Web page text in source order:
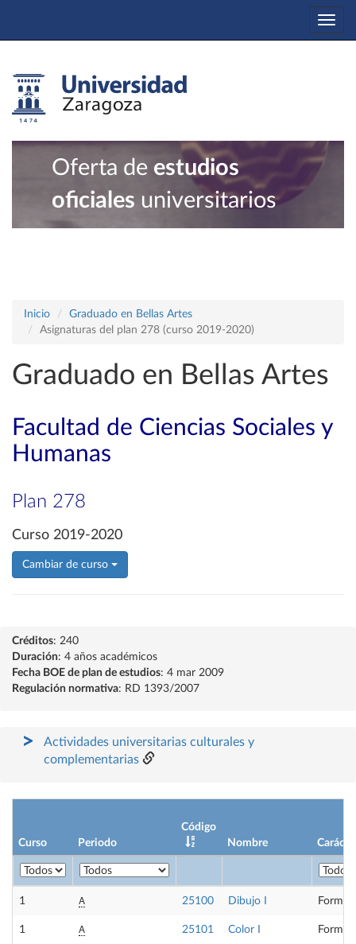
Oferta de estudios
oficiales universitarios
Inicio
Graduado en Bellas Artes
Asignaturas del plan 278 (curso 2019-2020)
Graduado en Bellas Artes
Facultad de Ciencias Sociales y
Humanas
Plan 278
Curso 2019-2020
Cambiar de curso
Créditos: 240
Duración: 4 años académicos
Fecha BOE de plan de estudios: 4 mar 2009
Regulación normativa: RD 1393/2007
Actividades universitarias culturales y
complementarias
Curso Periodo
Código
Nombre
1 A 25100 Dibujo I
1 A 25101 Color I